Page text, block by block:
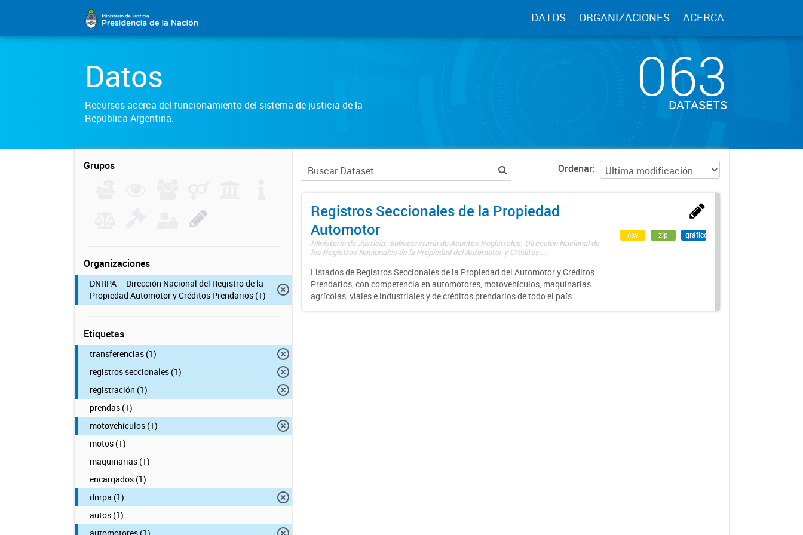
DATOS ORGANIZACIONES ACERCA
Datos
Recursos acerca del funcionamiento del sistema de justicia de la
República Argentina.
063
DATASETS
Grupos
Organizaciones
DNRPA – Dirección Nacional del Registro de la
Propiedad Automotor y Créditos Prendarios (1)
Etiquetas
transferencias (1)
registros seccionales (1)
registración (1)
prendas (1)
motovehículos (1)
motos (1)
maquinarias (1)
encargados (1)
dnrpa (1)
autos (1)
Ordenar
Registros Seccionales de la Propiedad
Automotor
Ministerio de Justicia. Subsecretaría de Asuntos Registrales. Dirección Nacional de
los Registros Nacionales de la Propiedad del Automotor y Créditos ...
Listados de Registros Seccionales de la Propiedad del Automotor y Créditos
Prendarios, con competencia en automotores, motovehículos, maquinarias
agrícolas, viales e industriales y de créditos prendarios de todo el país.
csv zip gráfico